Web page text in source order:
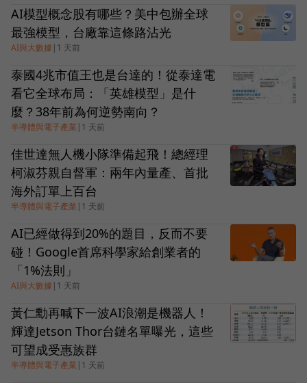
AI模型概念股有哪些？美中包辦全球
最強模型，台廠靠這條路沾光
AI與大數據 | 1 天前
泰國4兆市值王也是台達的！從泰達電
看它全球布局：「英雄模型」是什
麼？38年前為何逆勢南向？
半導體與電子產業 | 1 天前
佳世達無人機小隊準備起飛！總經理
柯淑芬親自督軍：兩年內量產、首批
海外訂單上百台
半導體與電子產業 | 1 天前
AI已經做得到20%的題目，反而不要
碰！Google首席科學家給創業者的
「1%法則」
AI與大數據 | 1 天前
黃仁勳再喊下一波AI浪潮是機器人！
輝達Jetson Thor台鏈名單曝光，這些
可望成受惠族群
半導體與電子產業 | 1 天前